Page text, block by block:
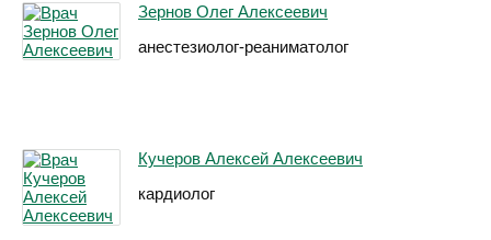
Зернов Олег Алексеевич
анестезиолог-реаниматолог
Кучеров Алексей Алексеевич
кардиолог